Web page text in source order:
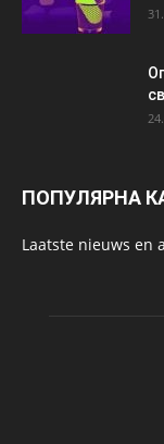
ПОПУЛЯРНА
Laatste nieuws en